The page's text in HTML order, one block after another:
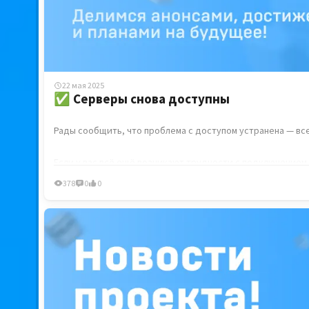
- Попробуйте подключиться к другой сети (например,
- Смените DNS на публичные: `1.1.1.1` или `8.8.8.8`.
- Или воспользуйтесь альтернативными способами
22 мая 2025
✅ Серверы снова доступны
Рады сообщить, что проблема с доступом устранена —
378 0 0